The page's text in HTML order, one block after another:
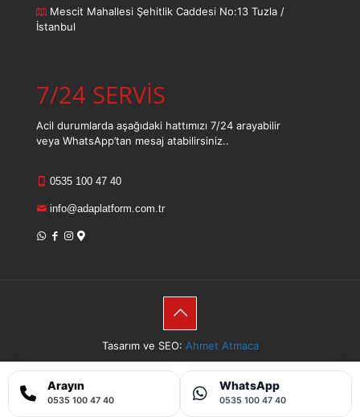
Mescit Mahallesi Şehitlik Caddesi No:13 Tuzla /
İstanbul
7/24 SERVİS
Acil durumlarda aşağıdaki hattımızı 7/24 arayabilir
veya WhatsApp’tan mesaj atabilirsiniz..
0535 100 47 40
info@adaplatform.com.tr
Tasarım ve SEO: Ahmet Atmaca
Sitemap
Arayın
0535 100 47 40
WhatsApp
0535 100 47 40